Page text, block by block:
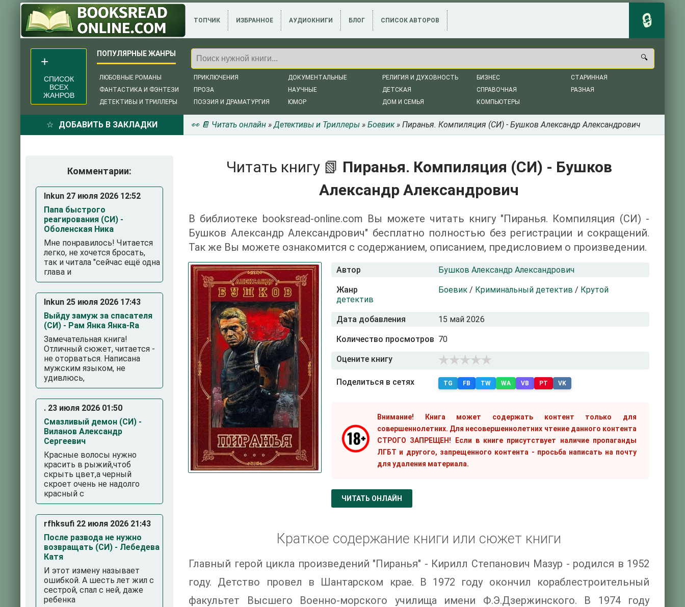
ТОПЧИК ИЗБРАННОЕ АУДИОКНИГИ БЛОГ СПИСОК АВТОРОВ
ЛЮБОВНЫЕ РОМАНЫ
ФАНТАСТИКА И ФЭНТЕЗИ
ДЕТЕКТИВЫ И ТРИЛЛЕРЫ
ПРИКЛЮЧЕНИЯ
ПРОЗА
ПОЭЗИЯ И ДРАМАТУРГИЯ
ДОКУМЕНТАЛЬНЫЕ
НАУЧНЫЕ
ЮМОР
РЕЛИГИЯ И ДУХОВНОСТЬ
ДЕТСКАЯ
ДОМ И СЕМЬЯ
БИЗНЕС
СПРАВОЧНАЯ
КОМПЬЮТЕРЫ
СТАРИННАЯ
РАЗНАЯ
СПИСОК
ВСЕХ
ЖАНРОВ
ДОБАВИТЬ В ЗАКЛАДКИ 👀 📔 Читать онлайн »Детективы и Триллеры » Боевик» Пиранья. Компиляция (СИ) - Бушков Александр Александрович
Читать книгу 📗 Пиранья. Компиляция (СИ) - Бушков
Александр Александрович
В библиотеке booksread-online.com Вы можете читать книгу "Пиранья. Компиляция (СИ) -
Бушков Александр Александрович" бесплатно полностью без регистрации и сокращений.
Так же Вы можете ознакомится с содержанием, описанием, предисловием о произведении.
Автор Бушков Александр Александрович
Жанр Боевик / Криминальный детектив / Крутой
детектив
Дата добавления 15 май 2026
Количество просмотров 70
Оцените книгу
Поделиться в сетях TG FB TW WA VB PT VK
Внимание! Книга может содержать контент только для
совершеннолетних. Для несовершеннолетних чтение данного контента
СТРОГО ЗАПРЕЩЕН! Если в книге присутствует наличие пропаганды
ЛГБТ и другого, запрещенного контента - просьба написать на почту
для удаления материала.
ЧИТАТЬ ОНЛАЙН
Краткое содержание книги или сюжет книги
Главный герой цикла произведений "Пиранья" - Кирилл Степанович Мазур - родился в 1952
году. Детство провел в Шантарском крае. В 1972 году окончил кораблестроительный
факультет Высшего Военно-морского училища имени Ф.Э.Дзержинского. В 1974 году
Комментарии:
Inkun 27 июля 2026 12:52
Папа быстрого
реагирования (СИ) -
Оболенская Ника
Мне понравилось! Читается
легко, не хочется бросать,
так и читала "сейчас ещё одна
глава и
Inkun 25 июля 2026 17:43
Выйду замуж за спасателя
(СИ) - Рам Янка Янка-Ra
Замечательная книга!
Отличный сюжет, читается -
не оторваться. Написана
мужским языком, не
удивлюсь,
. 23 июля 2026 01:50
Смазливый демон (СИ) -
Виланов Александр
Сергеевич
Красные волосы нужно
красить в рыжий,чтоб
скрыть цвет,а черный
скроет очень не надолго
красный с
rfhksufi 22 июля 2026 21:43
После развода не нужно
возвращать (СИ) - Лебедева
Катя
И этот измену называет
ошибкой. А шесть лет жил с
сестрой, спал с ней, даже
ребенка